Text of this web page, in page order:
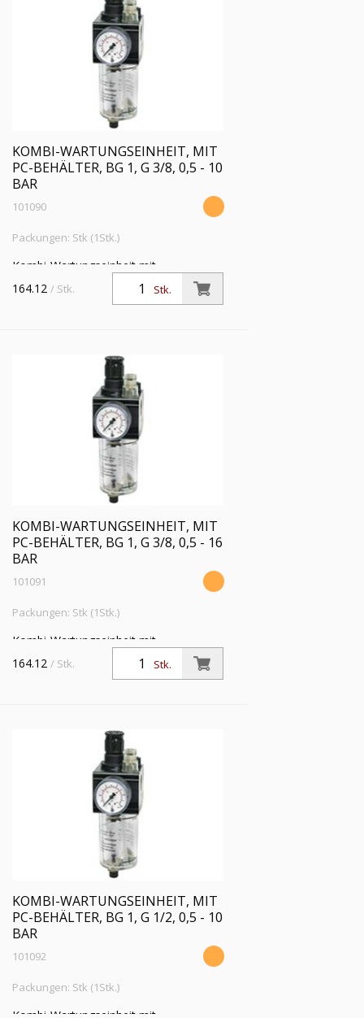
KOMBI-WARTUNGSEINHEIT, MIT
PC-BEHÄLTER, BG 1, G 3/8, 0,5 - 10
BAR
101090
Packungen: Stk (1Stk.)
Kombi-Wartungseinheit mit
Polycarbonatbehälter und
Handablassventil, BG 1, G 3/8, PE max.
Stk.
164.12 / Stk.
KOMBI-WARTUNGSEINHEIT, MIT
PC-BEHÄLTER, BG 1, G 3/8, 0,5 - 16
BAR
101091
Packungen: Stk (1Stk.)
Kombi-Wartungseinheit mit
Polycarbonatbehälter und
Handablassventil, BG 1, G 3/8, PE max.
Stk.
164.12 / Stk.
KOMBI-WARTUNGSEINHEIT, MIT
PC-BEHÄLTER, BG 1, G 1/2, 0,5 - 10
BAR
101092
Packungen: Stk (1Stk.)